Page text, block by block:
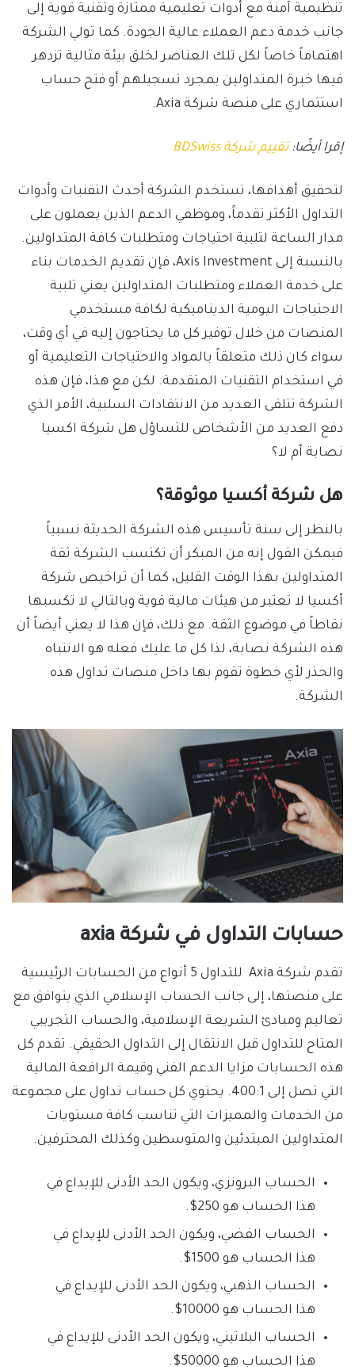
تنظيمية آمنة مع أدوات تعليمية ممتازة وتقنية قوية إلى
جانب خدمة دعم العملاء عالية الجودة. كما تولي الشركة
اهتماماً خاصاً لكل تلك العناصر لخلق بيئة مثالية تزدهر
فيها خبرة المتداولين بمجرد تسجيلهم أو فتح حساب
استثماري على منصة شركة Axia.
إقرا أيضًا:تقييم شركة BDSwiss
لتحقيق أهدافها، تستخدم الشركة أحدث التقنيات وأدوات
التداول الأكثر تقدماً، وموظفي الدعم الذين يعملون على
مدار الساعة لتلبية احتياجات ومتطلبات كافة المتداولين.
بالنسبة إلى Axis Investment، فإن تقديم الخدمات بناء
على خدمة العملاء ومتطلبات المتداولين يعني تلبية
الاحتياجات اليومية الديناميكية لكافة مستخدمي
المنصات من خلال توفير كل ما يحتاجون إليه في أي وقت،
سواء كان ذلك متعلقاً بالمواد والاحتياجات التعليمية أو
في استخدام التقنيات المتقدمة. لكن مع هذا، فإن هذه
الشركة تتلقى العديد من الانتقادات السلبية، الأمر الذي
دفع العديد من الأشخاص للتساؤل هل شركة اكسيا
نصابة أم لا؟
هل شركة أكسيا موثوقة؟
بالنظر إلى سنة تأسيس هذه الشركة الحديثة نسبياً
فيمكن القول إنه من المبكر أن تكتسب الشركة ثقة
المتداولين بهذا الوقت القليل، كما أن تراخيص شركة
أكسيا لا تعتبر من هيئات مالية قوية وبالتالي لا تكسبها
نقاطاً في موضوع الثقة. مع ذلك، فإن هذا لا يعني أيضاً أن
هذه الشركة نصابة، لذا كل ما عليك فعله هو الانتباه
والحذر لأي خطوة تقوم بها داخل منصات تداول هذه
الشركة.
حسابات التداول في شركة axia
تقدم شركة Axia للتداول 5 أنواع من الحسابات الرئيسية
على منصتها، إلى جانب الحساب الإسلامي الذي يتوافق مع
تعاليم ومبادئ الشريعة الإسلامية، والحساب التجريبي
المتاح للتداول قبل الانتقال إلى التداول الحقيقي. تقدم كل
هذه الحسابات مزايا الدعم الفني وقيمة الرافعة المالية
التي تصل إلى 400:1. يحتوي كل حساب تداول على مجموعة
من الخدمات والمميزات التي تناسب كافة مستويات
المتداولين المبتدئين والمتوسطين وكذلك المحترفين.
الحساب البرونزي، ويكون الحد الأدنى للإيداع في
هذا الحساب هو 250$.
الحساب الفضي، ويكون الحد الأدنى للإيداع في
هذا الحساب هو 1500$.
الحساب الذهبي، ويكون الحد الأدنى للإيداع في
هذا الحساب هو 10000$.
الحساب البلاتيني، ويكون الحد الأدنى للإيداع في
هذا الحساب هو 50000$.